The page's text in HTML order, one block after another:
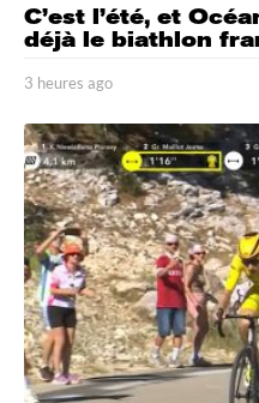
C’est l’été, et
déjà le biathlon
3 heures ago
e
u
r
e
s
a
g
o